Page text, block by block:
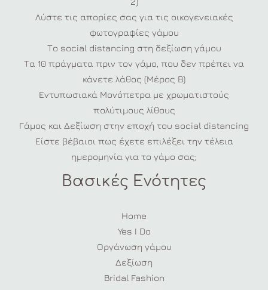
Λύστε τις απορίες σας για τις οικογενειακές
φωτογραφίες γάμου
Το social distancing στη δεξίωση γάμου
Τα 10 πράγματα πριν τον γάμο, που δεν πρέπει να
κάνετε λάθος (Μέρος Β)
Εντυπωσιακά Μονόπετρα με χρωματιστούς
πολύτιμους λίθους
Γάμος και Δεξίωση στην εποχή του social distancing
Είστε βέβαιοι πως έχετε επιλέξει την τέλεια
ημερομηνία για το γάμο σας;
Βασικές Ενότητες
Home
Yes I Do
Οργάνωση γάμου
Δεξίωση
Bridal Fashion